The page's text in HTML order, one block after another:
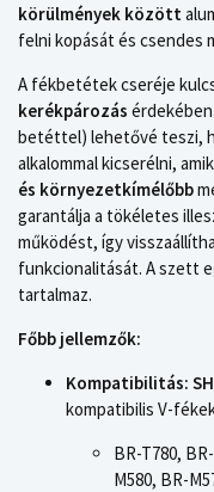
körülmények között
felni kopását és csendes
A fékbetétek cseréje
kerékpározás
betéttel) lehetővé teszi,
alkalommal kicserélni,
és környezetkímélőbb
garantálja a tökéletes
működést, így
funkcionalitását. A szett
tartalmaz.
Főbb jellemzők:
Kompatibilitás:
kompatibilis V-
BR-T780,
M580, BR-